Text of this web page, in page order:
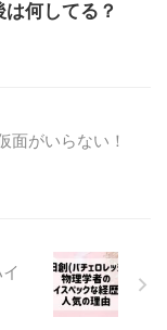
何してる？
面がいらない！